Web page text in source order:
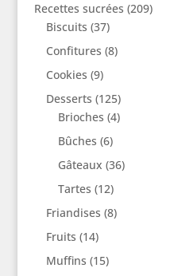
Recettes sucrées (209)
Biscuits (37)
Confitures (8)
Cookies (9)
Desserts (125)
Brioches (4)
Bûches (6)
Gâteaux (36)
Tartes (12)
Friandises (8)
Fruits (14)
Muffins (15)